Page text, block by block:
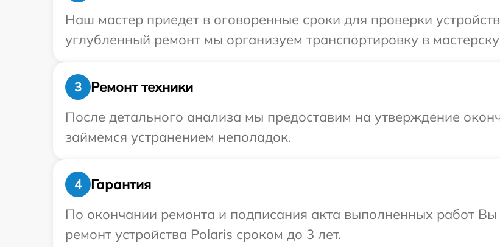
Наш мастер приедет в оговоренные сроки для проверки
углубленный ремонт мы организуем транспортировку в
3
Ремонт техники
После детального анализа мы предоставим на утверждение
займемся устранением неполадок.
4
Гарантия
По окончании ремонта и подписания акта выполненных работ
ремонт устройства Polaris сроком до 3 лет.